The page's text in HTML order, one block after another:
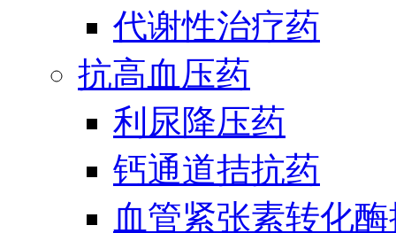
代谢性治疗药
抗高血压药
利尿降压药
钙通道拮抗药
血管紧张素转化